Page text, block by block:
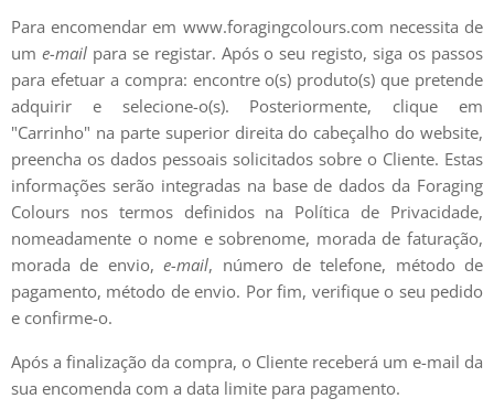
Para encomendar em www.foragingcolours.com necessita de
um e-mailpara se registar. Após o seu registo, siga os passos
para efetuar a compra: encontre o(s) produto(s) que pretende
adquirir e selecione-o(s). Posteriormente, clique em
"Carrinho" na parte superior direita do cabeçalho do website,
preencha os dados pessoais solicitados sobre o Cliente. Estas
informações serão integradas na base de dados da Foraging
Colours nos termos definidos na Política de Privacidade,
nomeadamente o nome e sobrenome, morada de faturação,
morada de envio,e-mail, número de telefone, método de
pagamento, método de envio. Por fim, verifique o seu pedido
e confirme-o.
Após a finalização da compra, o Cliente receberá um e-mail da
sua encomenda com a data limite para pagamento.